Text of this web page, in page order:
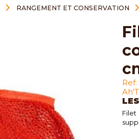
RANGEMENT ET CONSERVATION
filet à provisions anses